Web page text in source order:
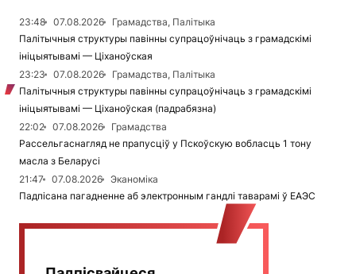
23:48 07.08.2026
Грамадства, Палітыка
Палітычныя структуры павінны супрацоўнічаць з грамадскімі
ініцыятывамі — Ціханоўская
23:23
07.08.2026
Грамадства, Палітыка
Палітычныя структуры павінны супрацоўнічаць з грамадскімі
ініцыятывамі — Ціханоўская (падрабязна)
22:02
07.08.2026
Грамадства
Рассельгаснагляд не прапусціў у Пскоўскую вобласць 1 тону
масла з Беларусі
21:47
07.08.2026
Эканоміка
Падпісана пагадненне аб электронным гандлі таварамі ў ЕАЭС